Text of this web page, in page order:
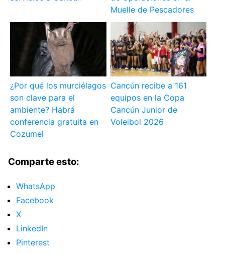
Muelle de Pescadores
¿Por qué los murciélagos
son clave para el
ambiente? Habrá
conferencia gratuita en
Cozumel
Cancún recibe a 161
equipos en la Copa
Cancún Junior de
Voleibol 2026
Comparte esto:
WhatsApp
Facebook
X
LinkedIn
Pinterest